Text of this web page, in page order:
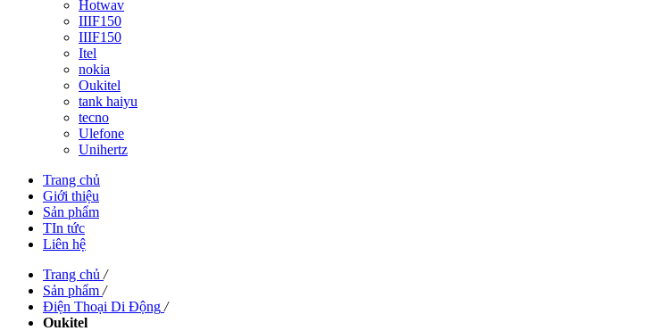
Hotwav
IIIF150
IIIF150
Itel
nokia
Oukitel
tank haiyu
tecno
Ulefone
Unihertz
Trang chủ
Giới thiệu
Sản phẩm
TIn tức
Liên hệ
Trang chủ /
Sản phẩm /
Điện Thoại Di Động /
Oukitel